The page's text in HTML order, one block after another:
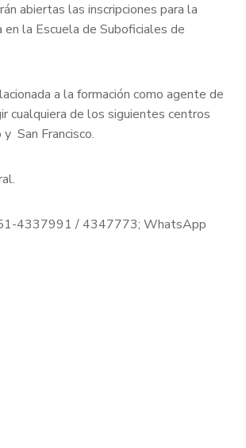
abiertas las inscripciones para la
la Escuela de Suboficiales de
a la formación como agente de
cualquiera de los siguientes centros
San Francisco.
4337991 / 4347773; WhatsApp